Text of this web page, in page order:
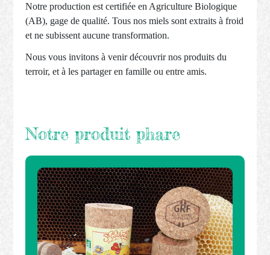
Notre production est certifiée en Agriculture Biologique
(AB), gage de qualité. Tous nos miels sont extraits à froid
et ne subissent aucune transformation.
Nous vous invitons à venir découvrir nos produits du
terroir, et à les partager en famille ou entre amis.
Notre produit phare